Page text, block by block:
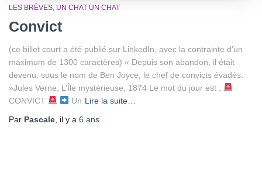
LES BRÈVES UN CHAT UN CHAT
Convict
(ce billet court a été publié sur LinkedIn, avec la contrainte d’un
maximum de 1300 caractères) « Depuis son abandon, il était
devenu, sous le nom de Ben Joyce, le chef de convicts évadés.
»Jules Verne, L’Île mystérieuse, 1874 Le mot du jour est :
CONVICT
Un Lire la suite…
Par Pascale , il y a 6 ans